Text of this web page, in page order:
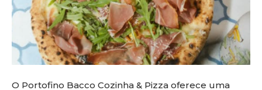
O Portofino Bacco Cozinha & Pizza oferece uma